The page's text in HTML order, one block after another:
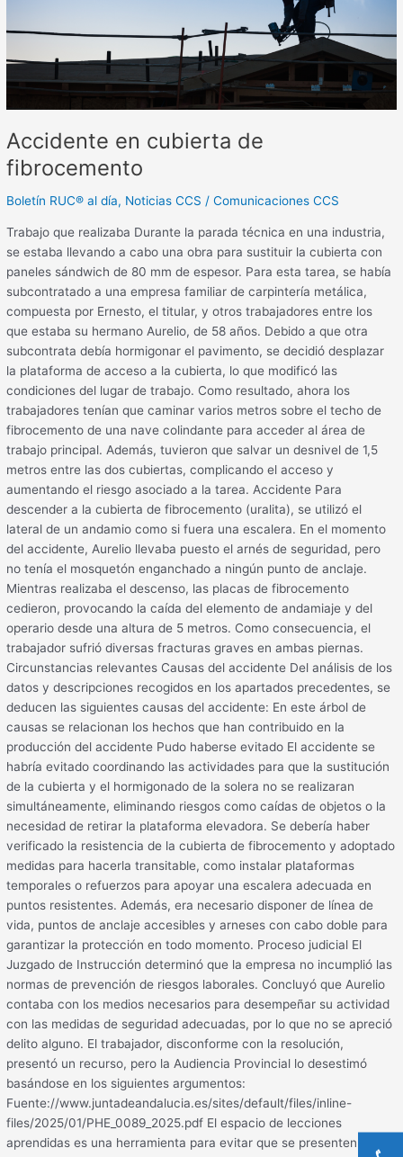
Accidente en cubierta de
fibrocemento
Boletín RUC® al día, Noticias CCS /Comunicaciones CCS
Trabajo que realizaba Durante la parada técnica en una industria,
se estaba llevando a cabo una obra para sustituir la cubierta con
paneles sándwich de 80 mm de espesor. Para esta tarea, se había
subcontratado a una empresa familiar de carpintería metálica,
compuesta por Ernesto, el titular, y otros trabajadores entre los
que estaba su hermano Aurelio, de 58 años. Debido a que otra
subcontrata debía hormigonar el pavimento, se decidió desplazar
la plataforma de acceso a la cubierta, lo que modificó las
condiciones del lugar de trabajo. Como resultado, ahora los
trabajadores tenían que caminar varios metros sobre el techo de
fibrocemento de una nave colindante para acceder al área de
trabajo principal. Además, tuvieron que salvar un desnivel de 1,5
metros entre las dos cubiertas, complicando el acceso y
aumentando el riesgo asociado a la tarea. Accidente Para
descender a la cubierta de fibrocemento (uralita), se utilizó el
lateral de un andamio como si fuera una escalera. En el momento
del accidente, Aurelio llevaba puesto el arnés de seguridad, pero
no tenía el mosquetón enganchado a ningún punto de anclaje.
Mientras realizaba el descenso, las placas de fibrocemento
cedieron, provocando la caída del elemento de andamiaje y del
operario desde una altura de 5 metros. Como consecuencia, el
trabajador sufrió diversas fracturas graves en ambas piernas.
Circunstancias relevantes Causas del accidente Del análisis de los
datos y descripciones recogidos en los apartados precedentes, se
deducen las siguientes causas del accidente: En este árbol de
causas se relacionan los hechos que han contribuido en la
producción del accidente Pudo haberse evitado El accidente se
habría evitado coordinando las actividades para que la sustitución
de la cubierta y el hormigonado de la solera no se realizaran
simultáneamente, eliminando riesgos como caídas de objetos o la
necesidad de retirar la plataforma elevadora. Se debería haber
verificado la resistencia de la cubierta de fibrocemento y adoptado
medidas para hacerla transitable, como instalar plataformas
temporales o refuerzos para apoyar una escalera adecuada en
puntos resistentes. Además, era necesario disponer de línea de
vida, puntos de anclaje accesibles y arneses con cabo doble para
garantizar la protección en todo momento. Proceso judicial El
Juzgado de Instrucción determinó que la empresa no incumplió las
normas de prevención de riesgos laborales. Concluyó que Aurelio
contaba con los medios necesarios para desempeñar su actividad
con las medidas de seguridad adecuadas, por lo que no se apreció
delito alguno. El trabajador, disconforme con la resolución,
presentó un recurso, pero la Audiencia Provincial lo desestimó
basándose en los siguientes argumentos:
Fuente://www.juntadeandalucia.es/sites/default/files/inline-
files/2025/01/PHE_0089_2025.pdf El espacio de lecciones
aprendidas es una herramienta para evitar que se presenten